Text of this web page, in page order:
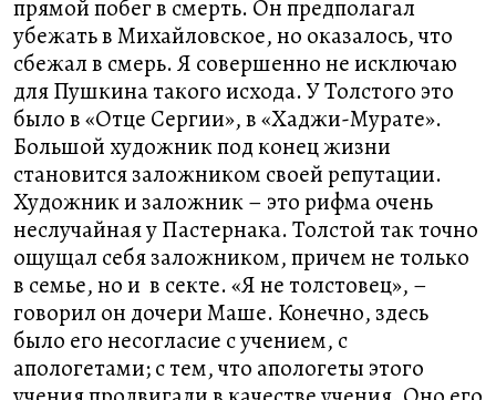
прямой побег в смерть. Он предполагал
убежать в Михайловское, но оказалось, что
сбежал в смерь. Я совершенно не исключаю
для Пушкина такого исхода. У Толстого это
было в «Отце Сергии», в «Хаджи-Мурате».
Большой художник под конец жизни
становится заложником своей репутации.
Художник и заложник – это рифма очень
неслучайная у Пастернака. Толстой так точно
ощущал себя заложником, причем не только
в семье, но и в секте. «Я не толстовец», –
говорил он дочери Маше. Конечно, здесь
было его несогласие с учением, с
апологетами; с тем, что апологеты этого